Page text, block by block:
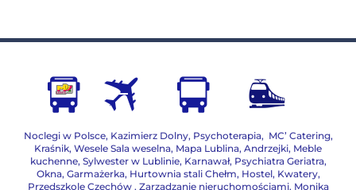
Noclegi w Polsce, Kazimierz Dolny, Psychoterapia, MC’ Catering,
Kraśnik, Wesele Sala weselna, Mapa Lublina, Andrzejki, Meble
kuchenne, Sylwester w Lublinie, Karnawał, Psychiatra Geriatra,
Okna, Garmażerka, Hurtownia stali Chełm, Hostel, Kwatery,
Przedszkole Czechów , Zarządzanie nieruchomościami, Monika